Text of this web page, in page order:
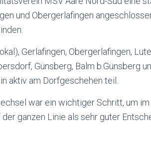
und Obergerlafingen
Gerlafingen, Obergerlafingen,
Günsberg, Balm b.Günsberg
aktiv am Dorfgeschehen teil.
war ein wichtiger Schritt, um
der ganzen Linie als sehr guter